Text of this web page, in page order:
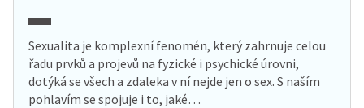
Sexualita je komplexní fenomén, který zahrnuje celou
řadu prvků a projevů na fyzické i psychické úrovni,
dotýká se všech a zdaleka v ní nejde jen o sex. S naším
pohlavím se spojuje i to, jaké…